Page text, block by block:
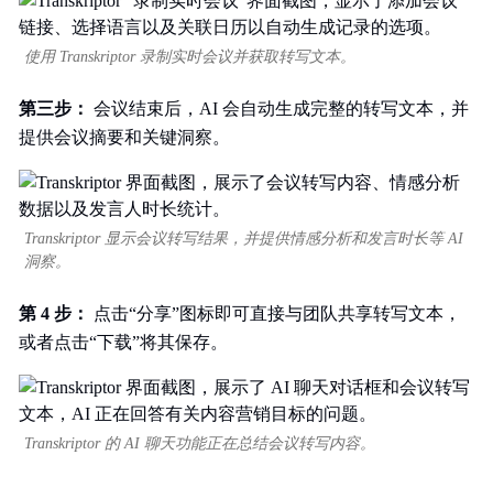
使用 Transkriptor 录制实时会议并获取转写文本。
第三步： 会议结束后，AI 会自动生成完整的转写文本，并
提供会议摘要和关键洞察。
Transkriptor 显示会议转写结果，并提供情感分析和发言时长等 AI
洞察。
第 4 步：
点击“分享”图标即可直接与团队共享转写文本，
或者点击“下载”将其保存。
Transkriptor 的 AI 聊天功能正在总结会议转写内容。